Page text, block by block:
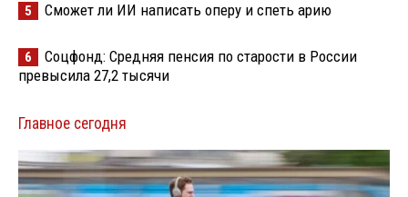
5 Сможет ли ИИ написать оперу и спеть арию
6
Соцфонд: Средняя пенсия по старости в России
превысила 27,2 тысячи
Главное сегодня